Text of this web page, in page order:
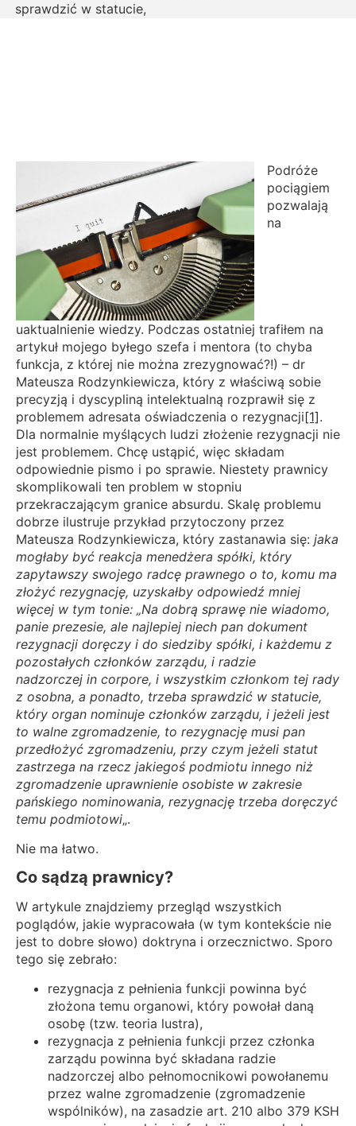
sprawdzić w statucie,
Podróże
pociągiem
pozwalają
na
uaktualnienie wiedzy. Podczas ostatniej trafiłem na
artykuł mojego byłego szefa i mentora (to chyba
funkcja, z której nie można zrezygnować?!) – dr
Mateusza Rodzynkiewicza, który z właściwą sobie
precyzją i dyscypliną intelektualną rozprawił się z
problemem adresata oświadczenia o rezygnacji[1].
Dla normalnie myślących ludzi złożenie rezygnacji nie
jest problemem. Chcę ustąpić, więc składam
odpowiednie pismo i po sprawie. Niestety prawnicy
skomplikowali ten problem w stopniu
przekraczającym granice absurdu. Skalę problemu
dobrze ilustruje przykład przytoczony przez
Mateusza Rodzynkiewicza, który zastanawia się: jaka
mogłaby być reakcja menedżera spółki, który
zapytawszy swojego radcę prawnego o to, komu ma
złożyć rezygnację, uzyskałby odpowiedź mniej
więcej w tym tonie: „Na dobrą sprawę nie wiadomo,
panie prezesie, ale najlepiej niech pan dokument
rezygnacji doręczy i do siedziby spółki, i każdemu z
pozostałych członków zarządu, i radzie
nadzorczej in corpore, i wszystkim członkom tej rady
z osobna, a ponadto, trzeba sprawdzić w statucie,
który organ nominuje członków zarządu, i jeżeli jest
to walne zgromadzenie, to rezygnację musi pan
przedłożyć zgromadzeniu, przy czym jeżeli statut
zastrzega na rzecz jakiegoś podmiotu innego niż
zgromadzenie uprawnienie osobiste w zakresie
pańskiego nominowania, rezygnację trzeba doręczyć
temu podmiotowi„.
Nie ma łatwo.
Co sądzą prawnicy?
W artykule znajdziemy przegląd wszystkich
poglądów, jakie wypracowała (w tym kontekście nie
jest to dobre słowo) doktryna i orzecznictwo. Sporo
tego się zebrało:
rezygnacja z pełnienia funkcji powinna być
złożona temu organowi, który powołał daną
osobę (tzw. teoria lustra),
rezygnacja z pełnienia funkcji przez członka
zarządu powinna być składana radzie
nadzorczej albo pełnomocnikowi powołanemu
przez walne zgromadzenie (zgromadzenie
wspólników), na zasadzie art. 210 albo 379 KSH